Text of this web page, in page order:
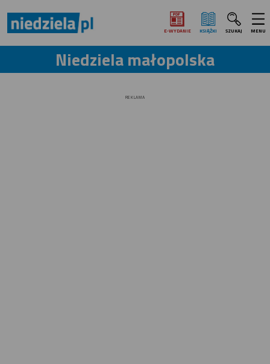
E‑WYDANIE KSIĄŻKI SZUKAJ MENU
Niedziela małopolska
REKLAMA